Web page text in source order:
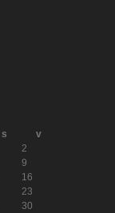
s
v
2
9
16
23
30